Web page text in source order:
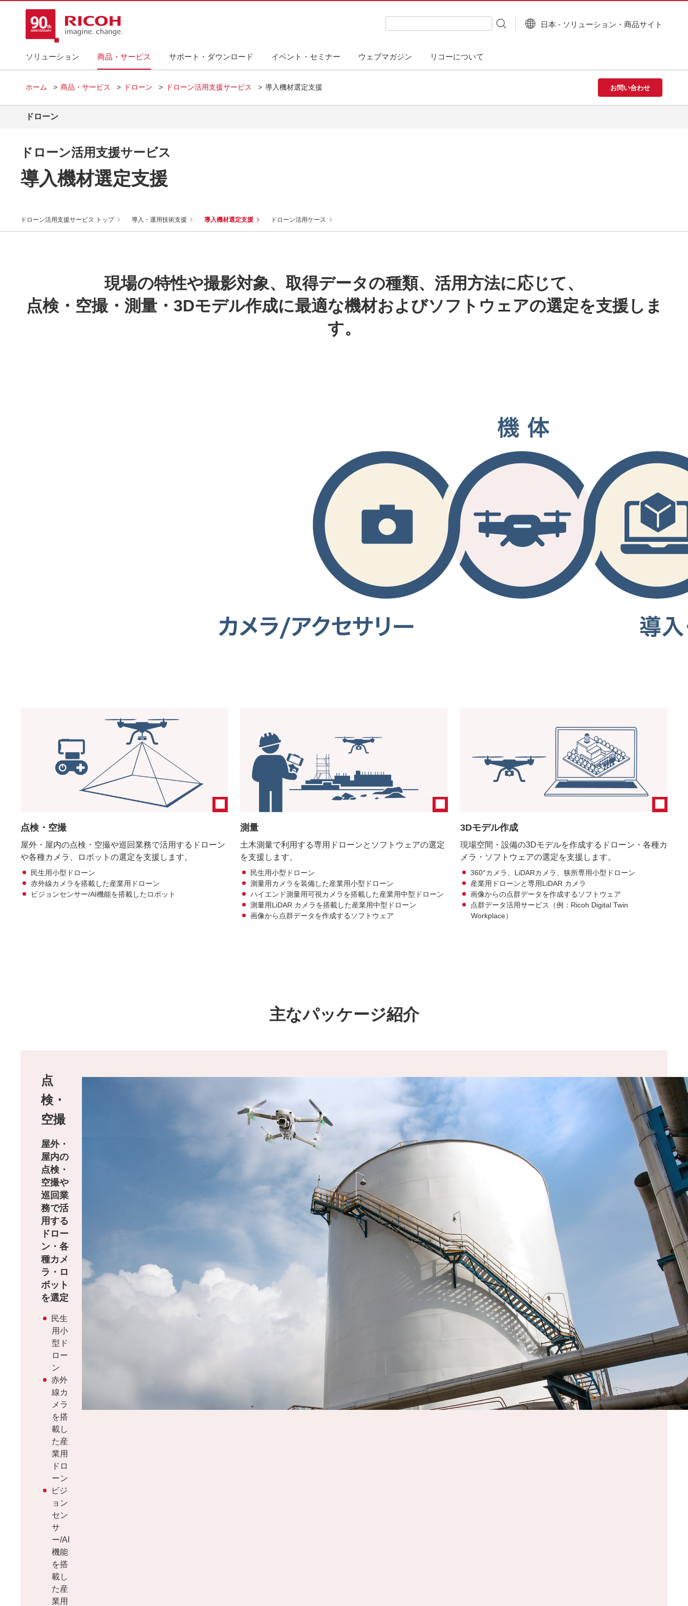
ソリューション 商品・サービス サポート・ダウンロード イベント・セミナー ウェブマガジン リコーについて
検索キーワード入力
日本 - ソリューション・商品サイト
ホーム 商品・サービス ドローン ドローン活用支援サービス 導入機材選定支援 お問い合わせ
ドローン
ドローン活用支援サービス
導入機材選定支援
ドローン活用支援サービス トップ 導入・運用技術支援 導入機材選定支援 ドローン活用ケース
現場の特性や撮影対象、取得データの種類、活用方法に応じて、
点検・空撮・測量・3Dモデル作成に最適な機材およびソフトウェアの選定を支援しま
す。
点検・空撮
屋外・屋内の点検・空撮や巡回業務で活用するドローン
や各種カメラ、ロボットの選定を支援します。
民生用小型ドローン
赤外線カメラを搭載した産業用ドローン
ビジョンセンサー/AI機能を搭載したロボット
測量
土木測量で利用する専用ドローンとソフトウェアの選定
を支援します。
民生用小型ドローン
測量用カメラを装備した産業用小型ドローン
ハイエンド測量用可視カメラを搭載した産業用中型ドローン
測量用LiDAR カメラを搭載した産業用中型ドローン
画像から点群データを作成するソフトウェア
3Dモデル作成
現場空間・設備の3Dモデルを作成するドローン・各種カ
メラ・ソフトウェアの選定を支援します。
360°カメラ、LiDARカメラ、狭所専用小型ドローン
産業用ドローンと専用LiDAR カメラ
画像からの点群データを作成するソフトウェア
点群データ活用サービス（例：Ricoh Digital Twin
Workplace）
主なパッケージ紹介
点
検・
空撮
屋外・
屋内の
点検・
空撮や
巡回業
務で活
用する
ドロー
ン・各
種カメ
ラ・ロ
ボット
を選定
民生
用小
型ド
ロー
ン
赤外
線カ
メラ
を搭
載し
た産
業用
ドロ
ーン
ビジ
ョン
セン
サ
ー/AI
機能
を搭
載し
た産
業用